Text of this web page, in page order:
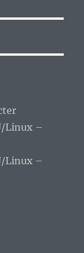
Linux –
Linux –